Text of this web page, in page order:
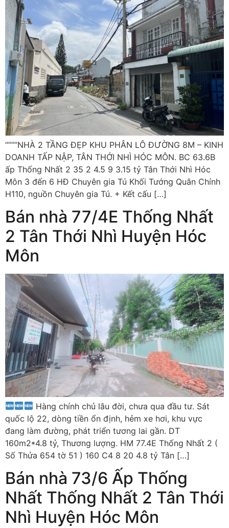
“”””NHÀ 2 TẦNG ĐẸP KHU PHÂN LÔ ĐƯỜNG 8M – KINH
DOANH TẤP NẬP, TÂN THỚI NHÌ HÓC MÔN. BC 63.6B
ấp Thống Nhất 2 35 2 4.5 9 3.15 tỷ Tân Thới Nhì Hóc
Môn 3 đến 6 HĐ Chuyên gia Tú Khối Tướng Quân Chính
H110, nguồn Chuyên gia Tú. + Kết cấu […]
Bán nhà 77/4E Thống Nhất
2 Tân Thới Nhì Huyện Hóc
Môn
Hàng chính chủ lâu đời, chưa qua đầu tư. Sát
quốc lộ 22, dòng tiền ổn định, hẻm xe hơi, khu vực
đang làm đường, phát triển tương lai gần. DT
160m2*4.8 tỷ, Thương lượng. HM 77.4E Thống Nhất 2 (
Số Thửa 654 tờ 51 ) 160 C4 8 20 4.8 tỷ Tân […]
Bán nhà 73/6 Ấp Thống
Nhất Thống Nhất 2 Tân Thới
Nhì Huyện Hóc Môn